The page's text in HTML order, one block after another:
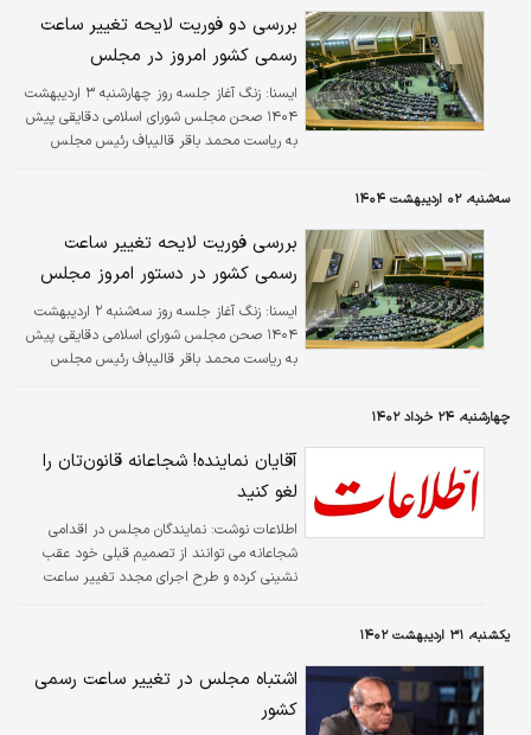
بررسی دو فوریت لایحه تغییر ساعت
رسمی کشور امروز در مجلس
ایسنا:
زنگ آغاز جلسه روز چهارشنبه ۳ اردیبهشت
۱۴۰۴ صحن مجلس شورای اسلامی دقایقی پیش
به ریاست محمد باقر قالیباف رئیس مجلس
سه‌شنبه، ۰۲ اردیبهشت ۱۴۰۴
بررسی فوریت لایحه تغییر ساعت
رسمی کشور در دستور امروز مجلس
ایسنا:
زنگ آغاز جلسه روز سه‌شنبه ۲ اردیبهشت
۱۴۰۴ صحن مجلس شورای اسلامی دقایقی پیش
به ریاست محمد باقر قالیباف رئیس مجلس
چهارشنبه، ۲۴ خرداد ۱۴۰۲
آقایان نماینده! شجاعانه قانون‌تان را
لغو کنید
اطلاعات نوشت: نمایندگان مجلس در اقدامی
شجاعانه می توانند از تصمیم قبلی خود عقب
نشینی کرده و طرح اجرای مجدد تغییر ساعت
اشتباه محاسباتی خود واهمه ای ندارند، افتخار
می کنند.
یکشنبه، ۳۱ اردیبهشت ۱۴۰۲
اشتباه مجلس در تغییر ساعت رسمی
کشور